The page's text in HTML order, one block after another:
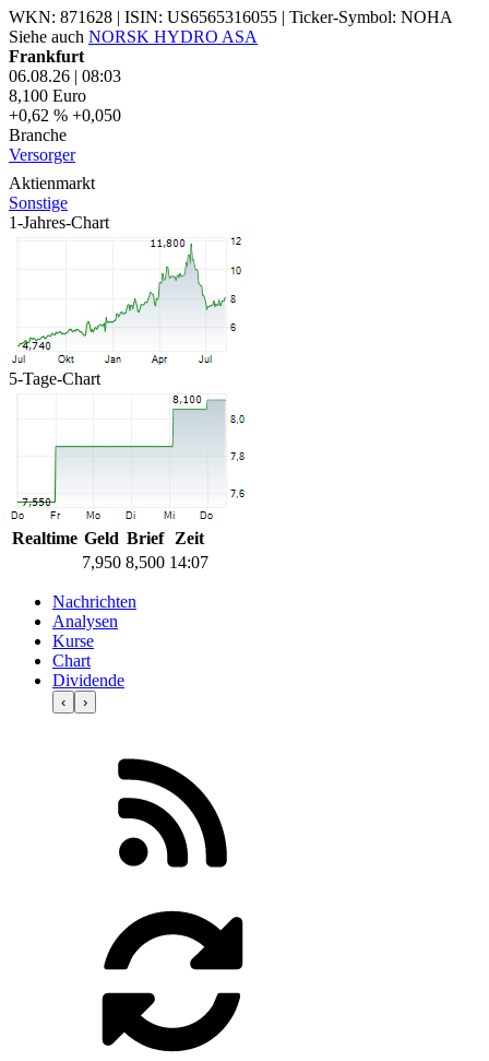
WKN: 871628 | ISIN: US6565316055 | Ticker-Symbol: NOHA
Siehe auch NORSK HYDRO ASA
Frankfurt
06.08.26 | 08:03
8,100 Euro
+0,62 % +0,050
Branche
Versorger
Aktienmarkt
Sonstige
1-Jahres-Chart
5-Tage-Chart
Realtime Geld Brief
Zeit
7,950 8,500 14:07
Nachrichten
Analysen
Kurse
Chart
Dividende
‹ ›